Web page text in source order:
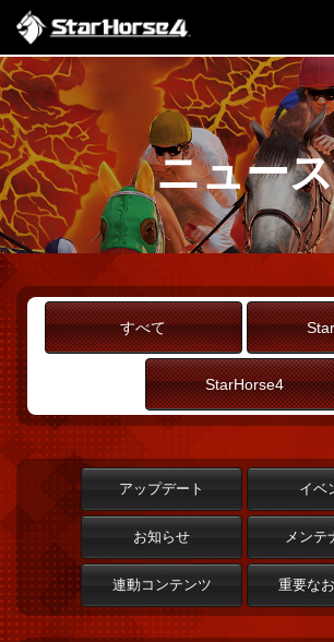
ニュース
すべて
StarHorse4
アップデート イベ
お知らせ メンテ
連動コンテンツ 重要な